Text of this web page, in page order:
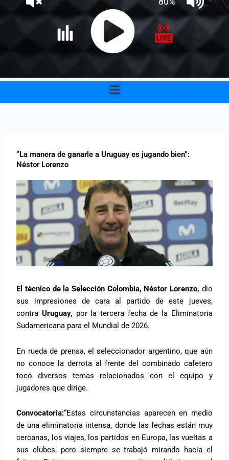
Menu
“La manera de ganarle a Uruguay es jugando bien”:
Néstor Lorenzo
El técnico de la Selección Colombia, Néstor Lorenzo, dio
sus impresiones de cara al partido de este jueves,
contraUruguay, por la tercera fecha de la Eliminatoria
Sudamericana para el Mundial de 2026.
En rueda de prensa, el seleccionador argentino, que aún
no conoce la derrota al frente del combinado cafetero
tocó diversos temas relacionados con el equipo y
jugadores que dirige.
Convocatoria:“Estas circunstancias aparecen en medio
de una eliminatoria intensa, donde las fechas están muy
cercanas, los viajes, los partidos en Europa, las vueltas a
sus clubes, pero siempre se trabajó mirando hacia el